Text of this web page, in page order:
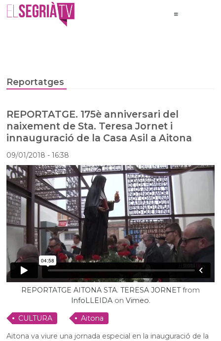
Reportatges
REPORTATGE. 175è anniversari del
naixement de Sta. Teresa Jornet i
innauguració de la Casa Asil a Aitona
09/01/2018- 16:38
REPORTATGE AITONA STA. TERESA JORNETfrom
InfoLLEIDAon Vimeo.
CULTURA
Aitona
Aitona va viure una jornada especial en la inauguració de la